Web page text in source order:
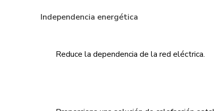
Independencia energética
Reduce la dependencia de la red eléctrica.